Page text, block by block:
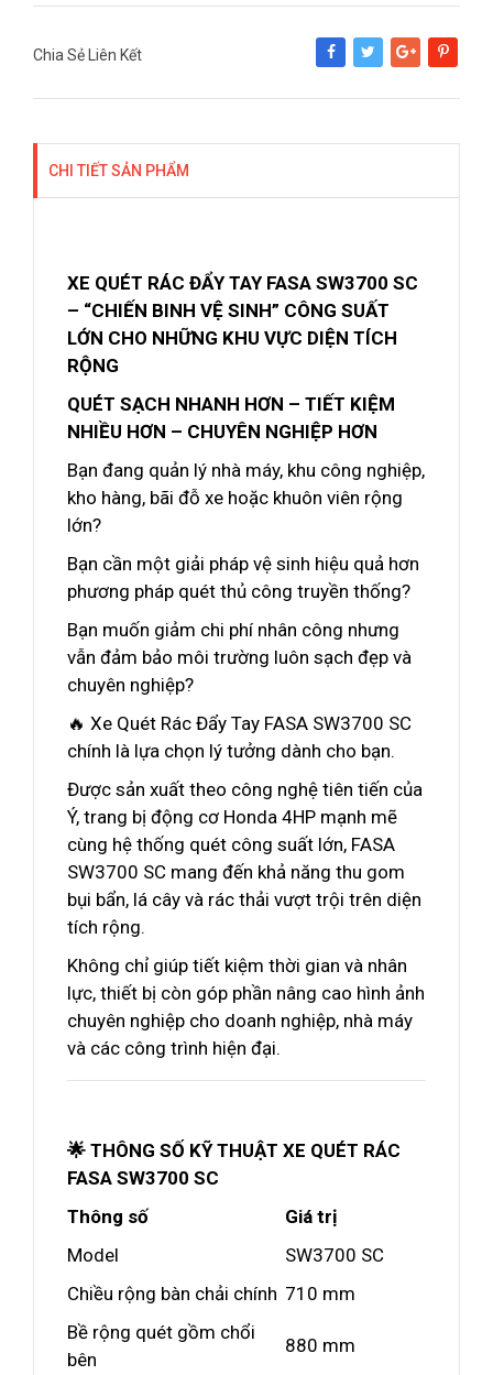
Chia Sẻ Liên Kết
Share Tweet Google+Pinterest
CHI TIẾT SẢN PHẨM
XE QUÉT RÁC ĐẨY TAY FASA SW3700 SC
– “CHIẾN BINH VỆ SINH” CÔNG SUẤT
LỚN CHO NHỮNG KHU VỰC DIỆN TÍCH
RỘNG
QUÉT SẠCH NHANH HƠN – TIẾT KIỆM
NHIỀU HƠN – CHUYÊN NGHIỆP HƠN
Bạn đang quản lý nhà máy, khu công nghiệp,
kho hàng, bãi đỗ xe hoặc khuôn viên rộng
lớn?
Bạn cần một giải pháp vệ sinh hiệu quả hơn
phương pháp quét thủ công truyền thống?
Bạn muốn giảm chi phí nhân công nhưng
vẫn đảm bảo môi trường luôn sạch đẹp và
chuyên nghiệp?
🔥 Xe Quét Rác Đẩy Tay FASA SW3700 SC
chính là lựa chọn lý tưởng dành cho bạn.
Được sản xuất theo công nghệ tiên tiến của
Ý, trang bị động cơ Honda 4HP mạnh mẽ
cùng hệ thống quét công suất lớn, FASA
SW3700 SC mang đến khả năng thu gom
bụi bẩn, lá cây và rác thải vượt trội trên diện
tích rộng.
Không chỉ giúp tiết kiệm thời gian và nhân
lực, thiết bị còn góp phần nâng cao hình ảnh
chuyên nghiệp cho doanh nghiệp, nhà máy
và các công trình hiện đại.
🌟 THÔNG SỐ KỸ THUẬT XE QUÉT RÁC
FASA SW3700 SC
Thông số
Giá trị
Model
SW3700 SC
Chiều rộng bàn chải chính 710 mm
Bề rộng quét gồm chổi
bên
880 mm